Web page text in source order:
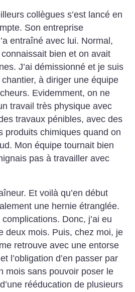
collègues s’est lancé en
Son entreprise
entraîné avec lui. Normal,
bien et on avait
J’ai démissionné et je suis
à diriger une équipe
Evidemment, on ne
travail très physique avec
travaux pénibles, avec des
produits chimiques quand on
Mon équipe tournait bien
pas à travailler avec
Et voilà qu’en début
une hernie étranglée.
Donc, j’ai eu
deux mois. Puis, chez moi, je
retrouve avec une entorse
l’obligation d’en passer par
mois sans pouvoir poser le
rééducation de plusieurs